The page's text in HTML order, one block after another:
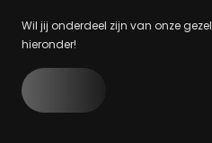
Wil jij onderdeel zijn van onze
hieronder!